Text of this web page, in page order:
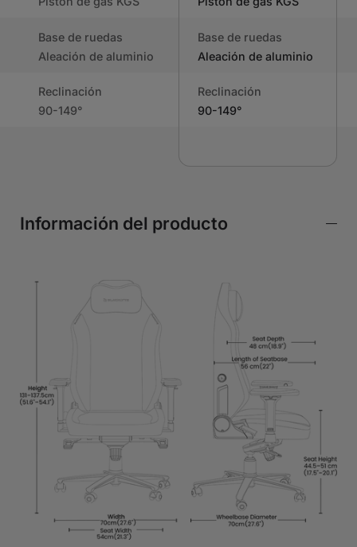
Base de ruedas
Aleación de aluminio
Base de ruedas
Aleación de aluminio
Reclinación
90-149°
Reclinación
90-149°
Información del producto